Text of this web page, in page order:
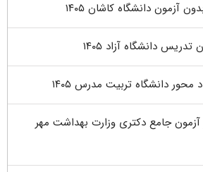
آزمون دانشگاه کاشان ۱۴۰۵
دانشگاه آزاد ۱۴۰۵
محور دانشگاه تربیت مدرس ۱۴۰۵
آزمون جامع دکتری وزارت بهداشت مهر